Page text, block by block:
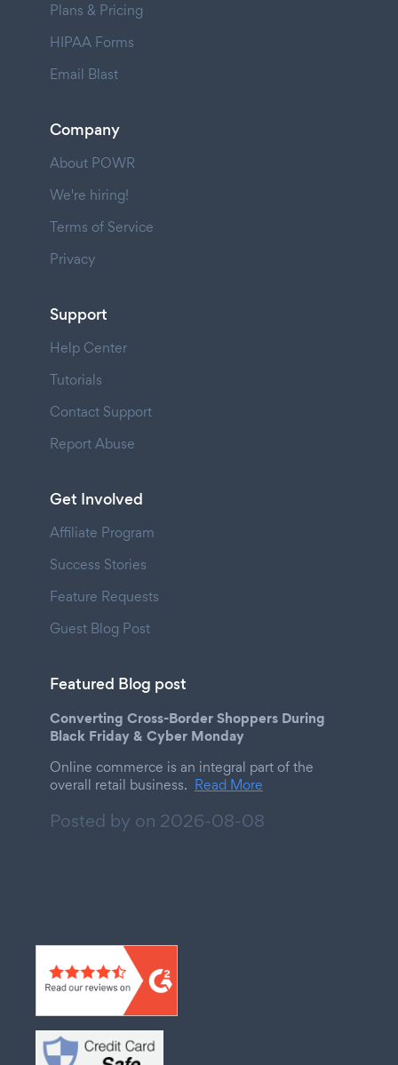
Plans & Pricing
HIPAA Forms
Email Blast
Company
About POWR
We're hiring!
Terms of Service
Privacy
Support
Help Center
Tutorials
Contact Support
Report Abuse
Get Involved
Affiliate Program
Success Stories
Feature Requests
Guest Blog Post
Featured Blog post
Converting Cross-Border Shoppers During
Black Friday & Cyber Monday
Online commerce is an integral part of the
overall retail business. Read More
Posted by on 2026-08-08